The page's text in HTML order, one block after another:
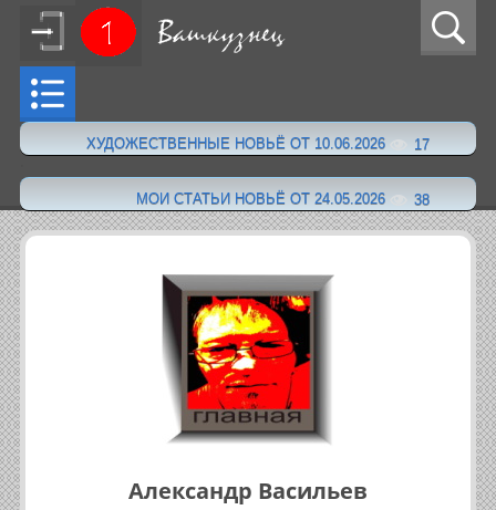
ХУДОЖЕСТВЕННЫЕ НОВЬЁ ОТ 10.06.2026 17
МОИ СТАТЬИ НОВЬЁ ОТ 24.05.2026 38
Александр Васильев